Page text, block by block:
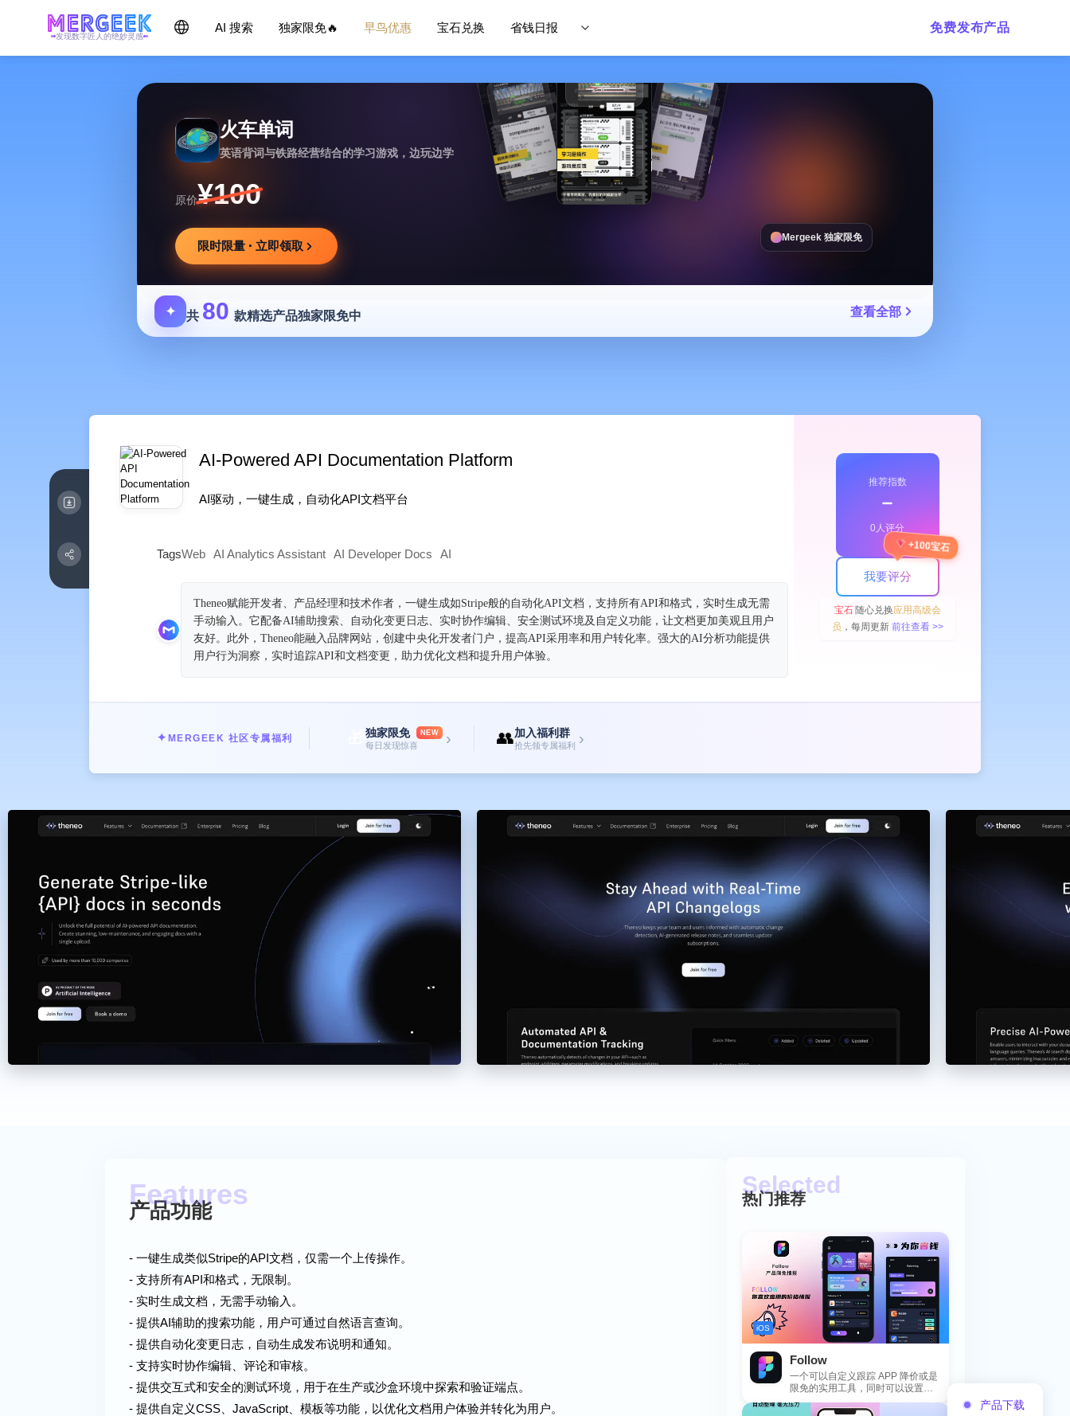
发现数字匠人的绝妙灵感
AI 搜索 独家限免🔥 早鸟优惠 宝石兑换 省钱日报 免费发布产品
火车单词
英语背词与铁路经营结合的学习游戏，边玩边学
原价¥100
限时限量 · 立即领取
Mergeek 独家限免
✦ 共 80 款精选产品独家限免中 查看全部
AI-Powered API Documentation Platform
AI驱动，一键生成，自动化API文档平台
TagsWeb AI Analytics Assistant AI Developer Docs AI
Theneo赋能开发者、产品经理和技术作者，一键生成如Stripe般的自动化API文档，支持所有API和格式，实时生成无需
手动输入。它配备AI辅助搜索、自动化变更日志、实时协作编辑、安全测试环境及自定义功能，让文档更加美观且用户
友好。此外，Theneo能融入品牌网站，创建中央化开发者门户，提高API采用率和用户转化率。强大的AI分析功能提供
用户行为洞察，实时追踪API和文档变更，助力优化文档和提升用户体验。
推荐指数
﹣
0人评分
我要评分
+100宝石
宝石随心兑换应用高级会
员 ，每周更新 前往查看 >>
✦ MERGEEK 社区专属福利 独家限免 NEW
每日发现惊喜 › 👥加入福利群
抢先领专属福利 ›
产品下载
产品功能
- 一键生成类似Stripe的API文档，仅需一个上传操作。
- 支持所有API和格式，无限制。
- 实时生成文档，无需手动输入。
- 提供AI辅助的搜索功能，用户可通过自然语言查询。
- 提供自动化变更日志，自动生成发布说明和通知。
- 支持实时协作编辑、评论和审核。
- 提供交互式和安全的测试环境，用于在生产或沙盒环境中探索和验证端点。
- 提供自定义CSS、JavaScript、模板等功能，以优化文档用户体验并转化为用户。
热门推荐
iOS
Follow
一个可以自定义跟踪 APP 降价或是
限免的实用工具，同时可以设置包
括 APP，游戏，热门类和精选类